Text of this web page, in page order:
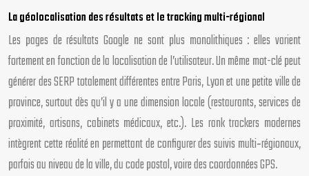
La géolocalisation des résultats et le tracking multi-régional
Les pages de résultats Google ne sont plus monolithiques : elles varient
fortement en fonction de la localisation de l’utilisateur. Un même mot-clé peut
générer des SERP totalement différentes entre Paris, Lyon et une petite ville de
province, surtout dès qu’il y a une dimension locale (restaurants, services de
proximité, artisans, cabinets médicaux, etc.). Les rank trackers modernes
intègrent cette réalité en permettant de configurer des suivis multi‑régionaux,
parfois au niveau de la ville, du code postal, voire des coordonnées GPS.